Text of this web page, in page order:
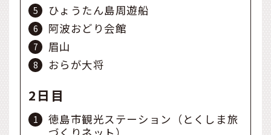
ひょうたん島周遊船
阿波おどり会館
眉山
おらが大将
2日目
徳島市観光ステーション（とくしま旅